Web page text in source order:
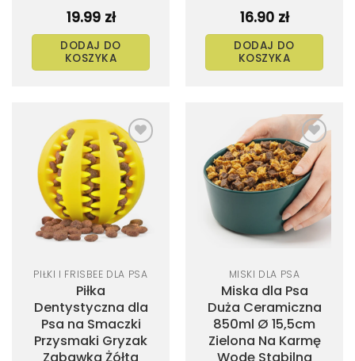
19.99 zł
DODAJ DO
KOSZYKA
16.90 zł
DODAJ DO
KOSZYKA
Dodaj
do
listy
życzeń
PIŁKI I FRISBEE DLA PSA
Piłka
Dentystyczna dla
Psa na Smaczki
Przysmaki Gryzak
Dodaj
do
listy
życzeń
MISKI DLA PSA
Miska dla Psa
Duża Ceramiczna
850ml Ø 15,5cm
Zielona Na Karmę